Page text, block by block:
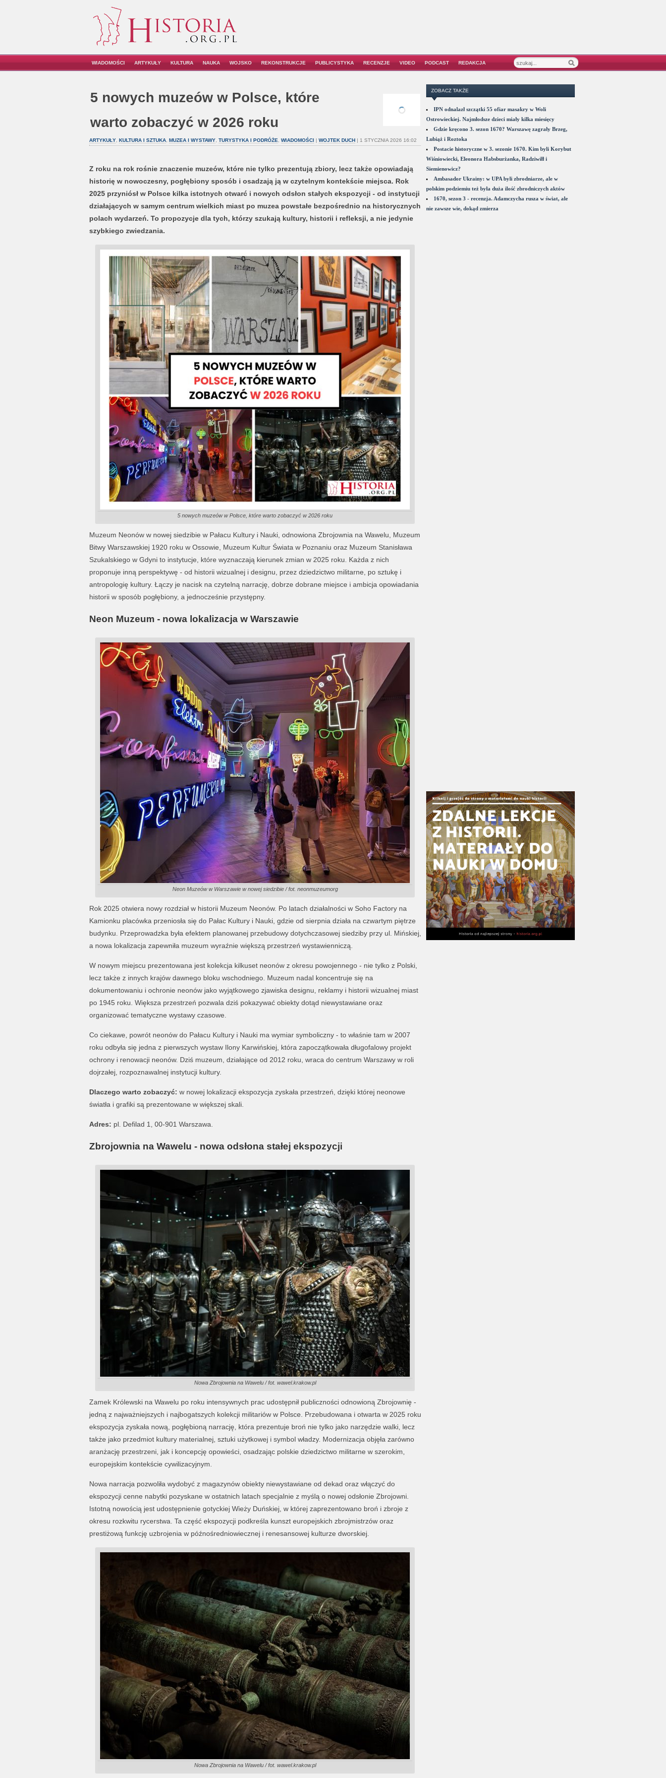
WIADOMOŚCI ARTYKUŁY KULTURA NAUKA WOJSKO REKONSTRUKCJE PUBLICYSTYKA RECENZJE VIDEO PODCAST REDAKCJA
5 nowych muzeów w Polsce, które
warto zobaczyć w 2026 roku
ARTYKUŁY, KULTURA I SZTUKA, MUZEA I WYSTAWY, TURYSTYKA I PODRÓŻE WIADOMOŚCI| WOJTEK DUCH| 1 STYCZNIA 2026 16:02
Z roku na rok rośnie znaczenie muzeów, które nie tylko prezentują zbiory, lecz także opowiadają
historię w nowoczesny, pogłębiony sposób i osadzają ją w czytelnym kontekście miejsca. Rok
2025 przyniósł w Polsce kilka istotnych otwarć i nowych odsłon stałych ekspozycji - od instytucji
działających w samym centrum wielkich miast po muzea powstałe bezpośrednio na historycznych
polach wydarzeń. To propozycje dla tych, którzy szukają kultury, historii i refleksji, a nie jedynie
szybkiego zwiedzania.
5 nowych muzeów w Polsce, które warto zobaczyć w 2026 roku
Muzeum Neonów w nowej siedzibie w Pałacu Kultury i Nauki, odnowiona Zbrojownia na Wawelu, Muzeum
Bitwy Warszawskiej 1920 roku w Ossowie, Muzeum Kultur Świata w Poznaniu oraz Muzeum Stanisława
Szukalskiego w Gdyni to instytucje, które wyznaczają kierunek zmian w 2025 roku. Każda z nich
proponuje inną perspektywę - od historii wizualnej i designu, przez dziedzictwo militarne, po sztukę i
antropologię kultury. Łączy je nacisk na czytelną narrację, dobrze dobrane miejsce i ambicja opowiadania
historii w sposób pogłębiony, a jednocześnie przystępny.
Neon Muzeum - nowa lokalizacja w Warszawie
Neon Muzeów w Warszawie w nowej siedzibie / fot. neonmuzeumorg
Rok 2025 otwiera nowy rozdział w historii Muzeum Neonów. Po latach działalności w Soho Factory na
Kamionku placówka przeniosła się do Pałac Kultury i Nauki, gdzie od sierpnia działa na czwartym piętrze
budynku. Przeprowadzka była efektem planowanej przebudowy dotychczasowej siedziby przy ul. Mińskiej,
a nowa lokalizacja zapewniła muzeum wyraźnie większą przestrzeń wystawienniczą.
W nowym miejscu prezentowana jest kolekcja kilkuset neonów z okresu powojennego - nie tylko z Polski,
lecz także z innych krajów dawnego bloku wschodniego. Muzeum nadal koncentruje się na
dokumentowaniu i ochronie neonów jako wyjątkowego zjawiska designu, reklamy i historii wizualnej miast
po 1945 roku. Większa przestrzeń pozwala dziś pokazywać obiekty dotąd niewystawiane oraz
organizować tematyczne wystawy czasowe.
Co ciekawe, powrót neonów do Pałacu Kultury i Nauki ma wymiar symboliczny - to właśnie tam w 2007
roku odbyła się jedna z pierwszych wystaw Ilony Karwińskiej, która zapoczątkowała długofalowy projekt
ochrony i renowacji neonów. Dziś muzeum, działające od 2012 roku, wraca do centrum Warszawy w roli
dojrzałej, rozpoznawalnej instytucji kultury.
Dlaczego warto zobaczyć: w nowej lokalizacji ekspozycja zyskała przestrzeń, dzięki której neonowe
światła i grafiki są prezentowane w większej skali.
Adres: pl. Defilad 1, 00-901 Warszawa.
Zbrojownia na Wawelu - nowa odsłona stałej ekspozycji
Nowa Zbrojownia na Wawelu / fot. wawel.krakow.pl
Zamek Królewski na Wawelu po roku intensywnych prac udostępnił publiczności odnowioną Zbrojownię -
jedną z najważniejszych i najbogatszych kolekcji militariów w Polsce. Przebudowana i otwarta w 2025 roku
ekspozycja zyskała nową, pogłębioną narrację, która prezentuje broń nie tylko jako narzędzie walki, lecz
także jako przedmiot kultury materialnej, sztuki użytkowej i symbol władzy. Modernizacja objęła zarówno
aranżację przestrzeni, jak i koncepcję opowieści, osadzając polskie dziedzictwo militarne w szerokim,
europejskim kontekście cywilizacyjnym.
Nowa narracja pozwoliła wydobyć z magazynów obiekty niewystawiane od dekad oraz włączyć do
ekspozycji cenne nabytki pozyskane w ostatnich latach specjalnie z myślą o nowej odsłonie Zbrojowni.
Istotną nowością jest udostępnienie gotyckiej Wieży Duńskiej, w której zaprezentowano broń i zbroje z
okresu rozkwitu rycerstwa. Ta część ekspozycji podkreśla kunszt europejskich zbrojmistrzów oraz
prestiżową funkcję uzbrojenia w późnośredniowiecznej i renesansowej kulturze dworskiej.
Nowa Zbrojownia na Wawelu / fot. wawel.krakow.pl
ZOBACZ TAKŻE
IPN odnalazł szczątki 55 ofiar masakry w Woli
Ostrowieckiej. Najmłodsze dzieci miały kilka miesięcy
Gdzie kręcono 3. sezon 1670? Warszawę zagrały Brzeg,
Lubiąż i Roztoka
Postacie historyczne w 3. sezonie 1670. Kim byli Korybut
Wiśniowiecki, Eleonora Habsburżanka, Radziwiłł i
Siemienowicz?
Ambasador Ukrainy: w UPA byli zbrodniarze, ale w
polskim podziemiu też była duża ilość zbrodniczych aktów
1670, sezon 3 - recenzja. Adamczycha rusza w świat, ale
nie zawsze wie, dokąd zmierza